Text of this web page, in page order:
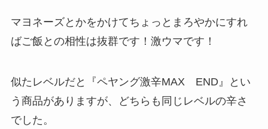
マヨネーズとかをかけてちょっとまろやかにすれ
ばご飯との相性は抜群です！激ウマです！
似たレベルだと『ペヤング激辛MAX END』とい
う商品がありますが、どちらも同じレベルの辛さ
でした。